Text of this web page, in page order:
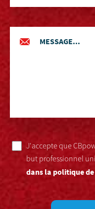
J'accepte que
but professionnel
dans la politique